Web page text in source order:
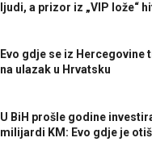
ljudi, a prizor iz „VIP lože“
Evo gdje se iz Hercegovine
na ulazak u Hrvatsku
U BiH prošle godine
milijardi KM: Evo gdje je